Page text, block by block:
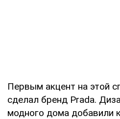
Первым акцент на этой
сделал бренд Prada.
модного дома добавили